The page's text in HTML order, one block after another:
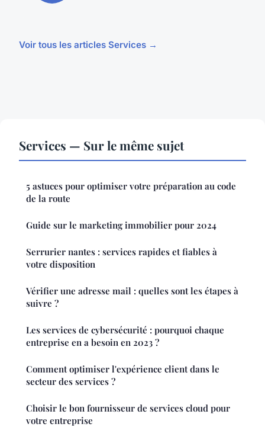
Voir tous les articles Services →
Services — Sur le même sujet
5 astuces pour optimiser votre préparation au code
de la route
Guide sur le marketing immobilier pour 2024
Serrurier nantes : services rapides et fiables à
votre disposition
Vérifier une adresse mail : quelles sont les étapes à
suivre ?
Les services de cybersécurité : pourquoi chaque
entreprise en a besoin en 2023 ?
Comment optimiser l'expérience client dans le
secteur des services ?
Choisir le bon fournisseur de services cloud pour
votre entreprise